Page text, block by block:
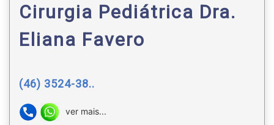
Cirurgia Pediátrica Dra.
Eliana Favero
(46) 3524-38..
ver mais...